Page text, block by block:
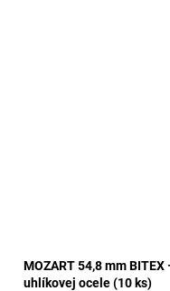
MOZART 54,8 mm
uhlíkovej ocele (10 ks)